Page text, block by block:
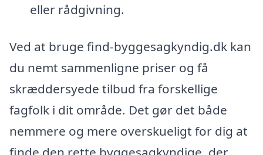
eller rådgivning.
Ved at bruge find-byggesagkyndig.dk kan
du nemt sammenligne priser og få
skræddersyede tilbud fra forskellige
fagfolk i dit område. Det gør det både
nemmere og mere overskueligt for dig at